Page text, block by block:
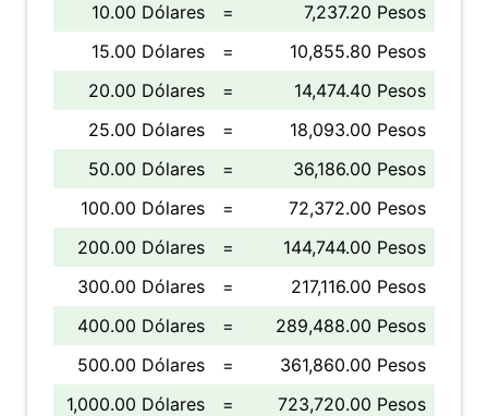
10.00 Dólares
=
7,237.20 Pesos
15.00 Dólares
=
10,855.80 Pesos
20.00 Dólares
=
14,474.40 Pesos
25.00 Dólares
=
18,093.00 Pesos
50.00 Dólares
=
36,186.00 Pesos
100.00 Dólares
=
72,372.00 Pesos
200.00 Dólares
=
144,744.00 Pesos
300.00 Dólares
=
217,116.00 Pesos
400.00 Dólares
=
289,488.00 Pesos
500.00 Dólares
=
361,860.00 Pesos
1,000.00 Dólares
=
723,720.00 Pesos